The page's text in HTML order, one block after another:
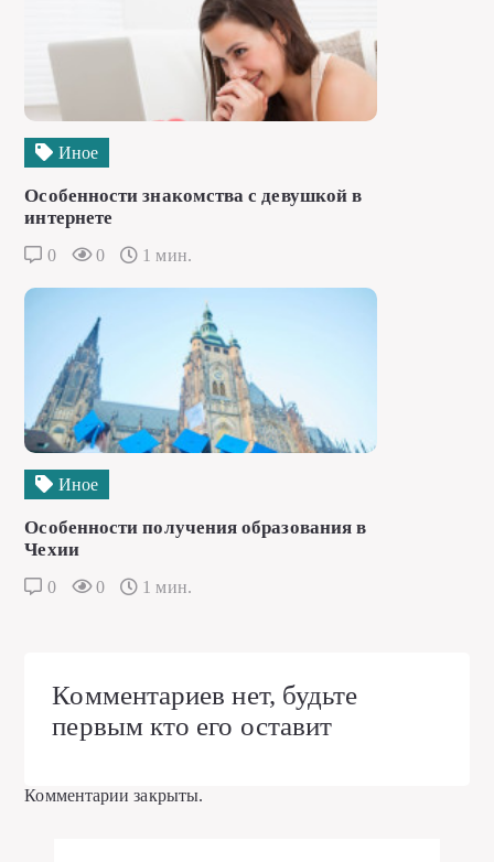
Иное
Особенности знакомства с девушкой в
интернете
0 0 1 мин.
Иное
Особенности получения образования в
Чехии
0 0 1 мин.
Комментариев нет, будьте
первым кто его оставит
Комментарии закрыты.